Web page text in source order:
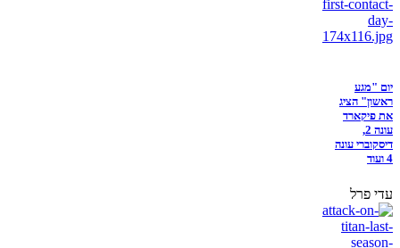
יום "מגע
ראשון" הציג
את פיקארד
עונה 2,
דיסקוברי עונה
4 ועוד
עדי פרל